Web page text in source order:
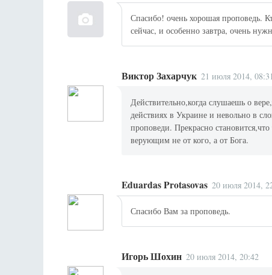
Спасибо! очень хорошая проповедь.
сейчас, и особенно завтра, очень
Виктор Захарчук 21 июля 2014, 08:31
Действительно,когда слушаешь о
действиях в Украине и невольно в
проповеди. Прекрасно
верующим не от кого, а от Бога.
Eduardas Protasovas 20 июля 2014,
Спасибо Вам за проповедь.
Игорь Шохин 20 июля 2014, 20:42